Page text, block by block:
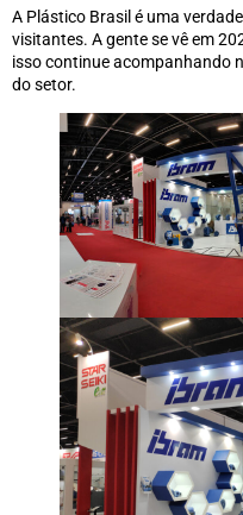
A Plástico Brasil é uma
visitantes. A gente se vê em
isso continue acompanhando
do setor.